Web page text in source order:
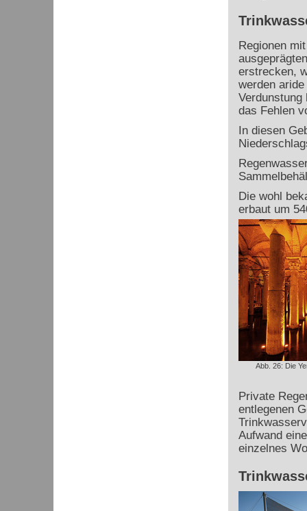
Regionen
erstrecken,
werden
das Fehlen
In diesen
Die wohl
erbaut um
Abb. 26: Die
Private
entlegenen
Aufwand
einzelnes